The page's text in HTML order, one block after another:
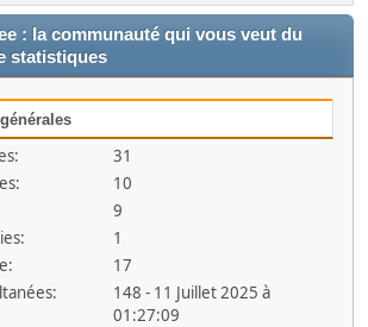
: la communauté qui vous veut du
statistiques
31
10
9
1
17
148 - 11 Juillet 2025 à
01:27:09